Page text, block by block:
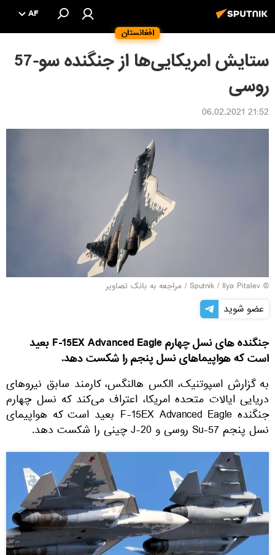
افغانستان
AF
ستایش امریکایی‌ها از جنگنده سو-57
روسی
21:52 06.02.2021
© Sputnik / Ilya Pitalev
/ مراجعه به بانک تصاویر
عضو شوید
جنگنده های نسل چهارم F-15EX Advanced Eagle بعید
است که هواپیماهای نسل پنجم را شکست دهد.
به گزارش اسپوتنیک، الکس هالنگس، کارمند سابق نیروهای
دریایی ایالات متحده امریکا، اعتراف می‌کند که نسل چهارم
جنگنده F-15EX Advanced Eagle بعید است که هواپیمای
نسل پنجم Su-57 روسی و J-20 چینی را شکست دهد.